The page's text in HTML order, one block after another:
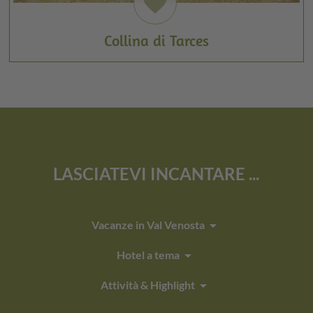
Collina di Tarces
LASCIATEVI INCANTARE ...
Vacanze in Val Venostaarrow_drop_down
Hotel a temaarrow_drop_down
Attività & Highlight arrow_drop_down